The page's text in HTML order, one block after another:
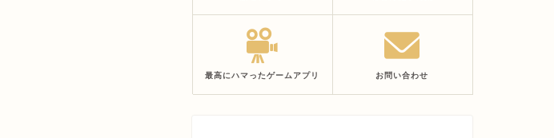
最高にハマったゲームアプリ お問い合わせ